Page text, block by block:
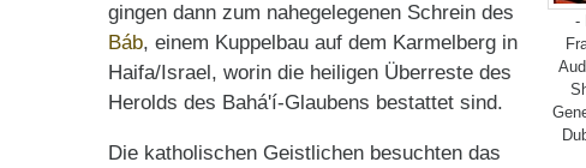
-
gingen dann zum nahegelegenen Schrein des
Báb, einem Kuppelbau auf dem Karmelberg in
Haifa/Israel, worin die heiligen Überreste des
Herolds des Bahá'í-Glaubens bestattet sind.
Die katholischen Geistlichen besuchten das